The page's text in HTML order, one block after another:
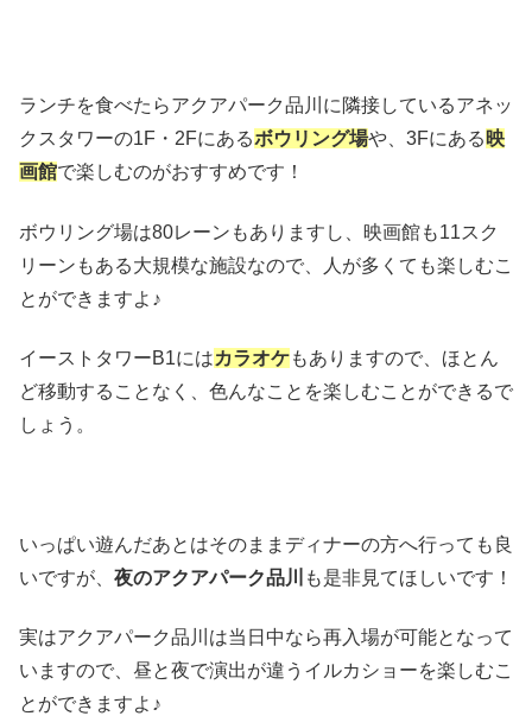
ランチを食べたらアクアパーク品川に隣接しているアネッ
クスタワーの1F・2Fにあるボウリング場や、3Fにある 映
画館で楽しむのがおすすめです！
ボウリング場は80レーンもありますし、映画館も11スク
リーンもある大規模な施設なので、人が多くても楽しむこ
とができますよ♪
イーストタワーB1にはカラオケもありますので、ほとん
ど移動することなく、色んなことを楽しむことができるで
しょう。
いっぱい遊んだあとはそのままディナーの方へ行っても良
いですが、 夜のアクアパーク品川 も是非見てほしいです！
実はアクアパーク品川は当日中なら再入場が可能となって
いますので、昼と夜で演出が違うイルカショーを楽しむこ
とができますよ♪